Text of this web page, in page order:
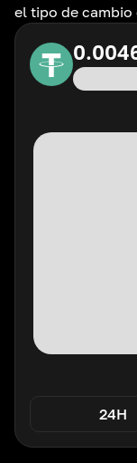
el tipo de cambio
24H